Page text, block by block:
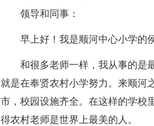
领导和同事：
早上好！我是顺河中心小学的
和很多老师一样，我从事的是
就是在奉贤农村小学努力。来顺河
市，校园设施齐全。在这样的学校
得农村老师是世界上最美的人。